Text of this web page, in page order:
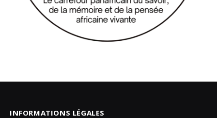
INFORMATIONS LÉGALES